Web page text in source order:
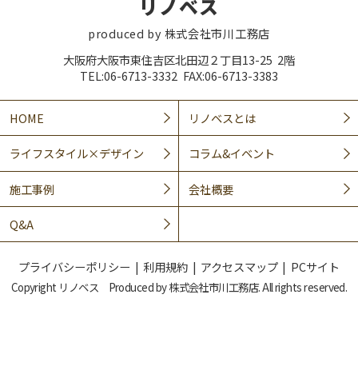
リノベス
produced by 株式会社市川工務店
大阪府大阪市東住吉区北田辺２丁目13-25 2階
TEL:06-6713-3332 FAX:06-6713-3383
HOME リノベスとは
ライフスタイル×デザイン コラム&イベント
施工事例 会社概要
Q&A
プライバシーポリシー 利用規約 アクセスマップ PCサイト
Copyright リノベス Produced by 株式会社市川工務店. All rights reserved.